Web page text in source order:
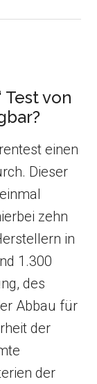
Test von
einen
Dieser
zehn
in
1.300
des
Abbau für
der
der